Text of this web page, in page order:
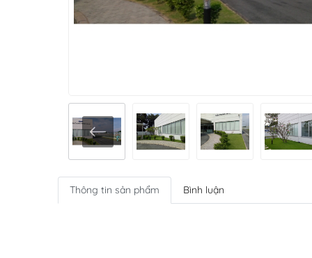
Thông tin sản phẩm Bình luận